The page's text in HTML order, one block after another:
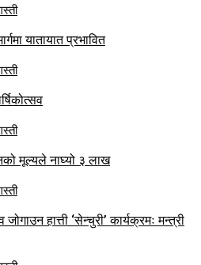
यातायात प्रभावित
मूल्यले नाघ्यो ३ लाख
हात्ती ‘सेन्चुरी’ कार्यक्रमः मन्त्री